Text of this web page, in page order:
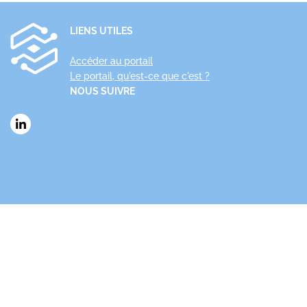
LIENS UTILES
Accéder au portail
Le portail, qu'est-ce que c'est ?
NOUS SUIVRE